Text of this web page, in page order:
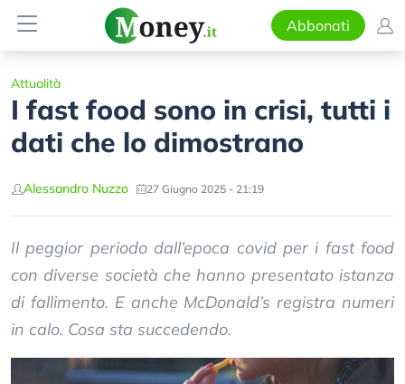
Abbonati
Attualità
I fast food sono in crisi, tutti i
dati che lo dimostrano
Alessandro Nuzzo 27 Giugno 2025 - 21:19
Il peggior periodo dall’epoca covid per i fast food
con diverse società che hanno presentato istanza
di fallimento. E anche McDonald’s registra numeri
in calo. Cosa sta succedendo.